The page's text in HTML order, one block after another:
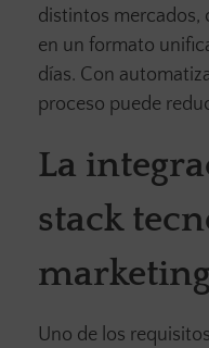
distintos mercados,
en un formato
días. Con
proceso puede
La
stack
marketing
Uno de los